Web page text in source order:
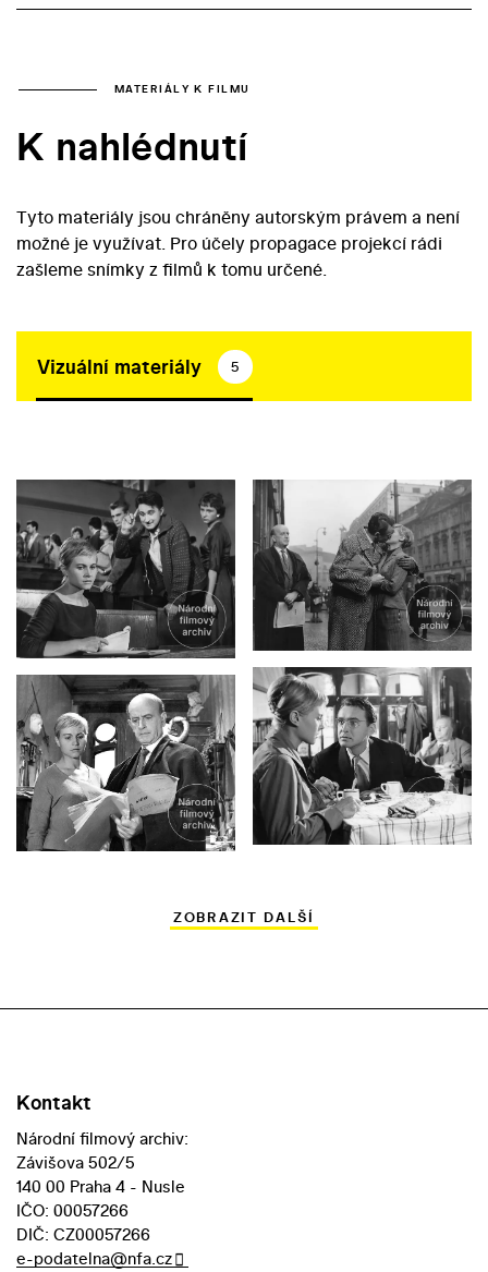
MATERIÁLY K FILMU
K nahlédnutí
Tyto materiály jsou chráněny autorským právem a není
možné je využívat. Pro účely propagace projekcí rádi
zašleme snímky z filmů k tomu určené.
Vizuální materiály 5
ZOBRAZIT DALŠÍ
Kontakt
Národní filmový archiv:
Závišova 502/5
140 00 Praha 4 - Nusle
IČO: 00057266
DIČ: CZ00057266
e-podatelna@nfa.cz